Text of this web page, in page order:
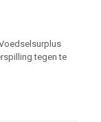
tegen te